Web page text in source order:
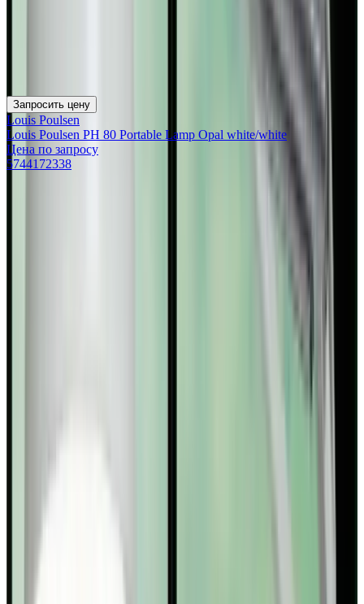
Запросить цену
Louis Poulsen
Louis Poulsen PH 80 Portable Lamp Opal white/white
Цена по запросу
5744172338